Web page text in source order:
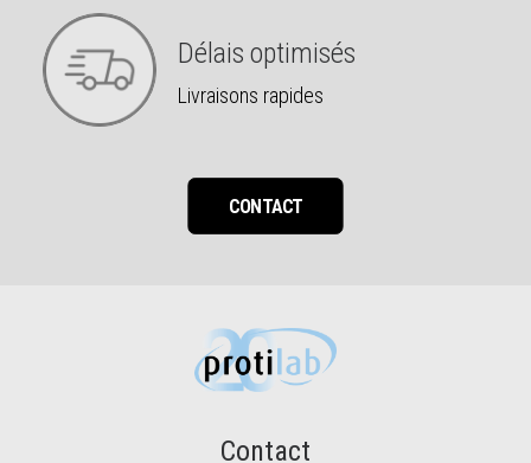
Délais optimisés
Livraisons rapides
CONTACT
Contact